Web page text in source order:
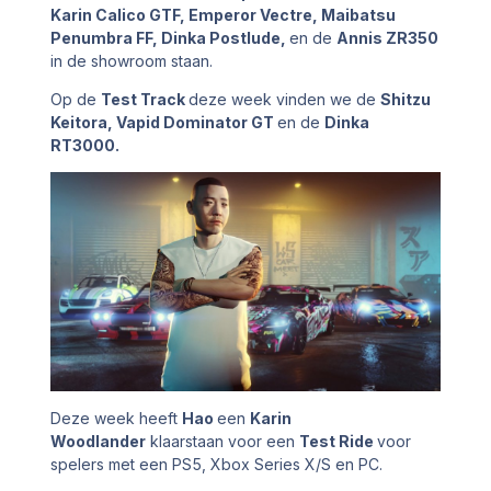
Karin Calico GTF, Emperor Vectre, Maibatsu
Penumbra FF, Dinka Postlude,en de Annis ZR350
in de showroom staan.
Op de Test Trackdeze week vinden we deShitzu
Keitora, Vapid Dominator GTen de Dinka
RT3000.
Deze week heeft Haoeen Karin
Woodlander klaarstaan voor een Test Ridevoor
spelers met een PS5, Xbox Series X/S en PC.